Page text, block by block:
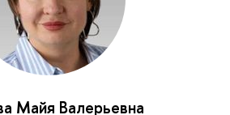
Майя Валерьевна